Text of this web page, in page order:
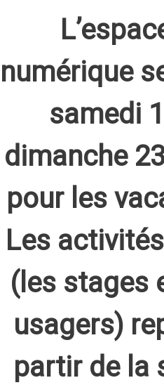
numérique
samedi
dimanche
pour les
Les
(les stages
usagers)
partir de la